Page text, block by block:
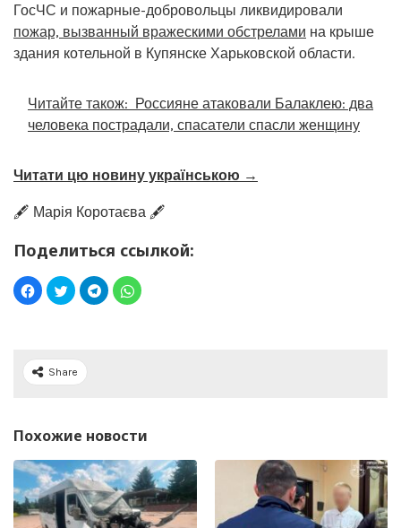
ГосЧС и пожарные-добровольцы ликвидировали
пожар, вызванный вражескими обстрелами на крыше
здания котельной в Купянске Харьковской области.
Читайте також: Россияне атаковали Балаклею: два
человека пострадали, спасатели спасли женщину
Читати цю новину українською →
🖋️ Марія Коротаєва 🖋️
Поделиться ссылкой:
Share
Похожие новости